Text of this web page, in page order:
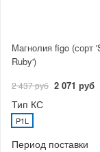
Магнолия figo (сорт
Ruby')
2 437 руб 2 071 руб
Тип КС
P1L
Период поставки